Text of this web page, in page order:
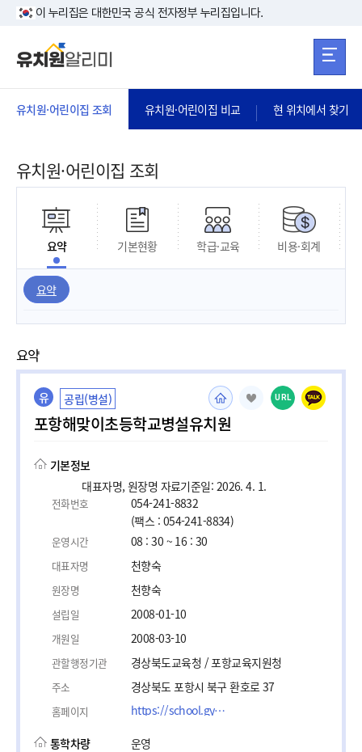
본문 바로가기
이 누리집은 대한민국 공식 전자정부 누리집입니다.
유치원·어린이집 조회 유치원·어린이집 비교 현 위치에서 찾기
유치원·어린이집 조회
요약 기본현황 학급·교육 비용·회계
요약
요약
유 공립(병설)
포항해맞이초등학교병설유치원
URL
기본정보
대표자명, 원장명 자료기준일: 2026. 4. 1.
전화번호
054-241-8832
(팩스 : 054-241-8834)
운영시간 08 : 30 ~ 16 : 30
대표자명 천향숙
원장명 천향숙
설립일 2008-01-10
개원일 2008-03-10
관할행정기관 경상북도교육청 / 포항교육지원청
주소 경상북도 포항시 북구 환호로 37
홈페이지 https://school.gyo6.net/haeschool/na/ntt/selectNttList.do?mi=135201&bbsId=49290
통학차량
운영